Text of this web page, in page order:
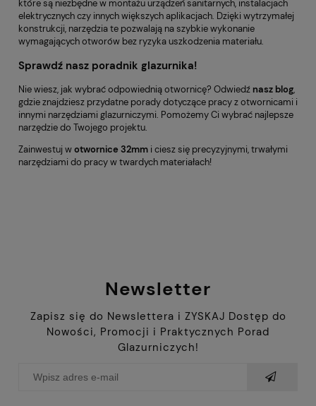
które są niezbędne w montażu urządzeń sanitarnych, instalacjach
elektrycznych czy innych większych aplikacjach. Dzięki wytrzymałej
konstrukcji, narzędzia te pozwalają na szybkie wykonanie
wymagających otworów bez ryzyka uszkodzenia materiału.
Sprawdź nasz poradnik glazurnika!
Nie wiesz, jak wybrać odpowiednią otwornicę? Odwiedź nasz blog,
gdzie znajdziesz przydatne porady dotyczące pracy z otwornicami i
innymi narzędziami glazurniczymi. Pomożemy Ci wybrać najlepsze
narzędzie do Twojego projektu.
Zainwestuj wotwornice 32mm i ciesz się precyzyjnymi, trwałymi
narzędziami do pracy w twardych materiałach!
Newsletter
Zapisz się do Newslettera i ZYSKAJ Dostęp do
Nowości, Promocji i Praktycznych Porad
Glazurniczych!